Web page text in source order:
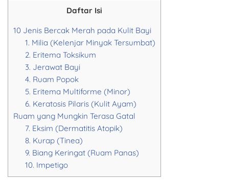
Daftar Isi
10 Jenis Bercak Merah pada Kulit Bayi
1. Milia (Kelenjar Minyak Tersumbat)
2. Eritema Toksikum
3. Jerawat Bayi
4. Ruam Popok
5. Eritema Multiforme (Minor)
6. Keratosis Pilaris (Kulit Ayam)
Ruam yang Mungkin Terasa Gatal
7. Eksim (Dermatitis Atopik)
8. Kurap (Tinea)
9. Biang Keringat (Ruam Panas)
10. Impetigo